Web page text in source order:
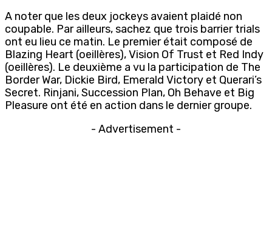
A noter que les deux jockeys avaient plaidé non
coupable. Par ailleurs, sachez que trois barrier trials
ont eu lieu ce matin. Le premier était composé de
Blazing Heart (oeillères), Vision Of Trust et Red Indy
(oeillères). Le deuxième a vu la participation de The
Border War, Dickie Bird, Emerald Victory et Querari’s
Secret. Rinjani, Succession Plan, Oh Behave et Big
Pleasure ont été en action dans le dernier groupe.
- Advertisement -